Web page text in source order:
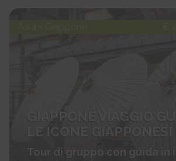
Asia - Giappone €
LE ICONE GIAPPONESI
Tour di gruppo con guida in